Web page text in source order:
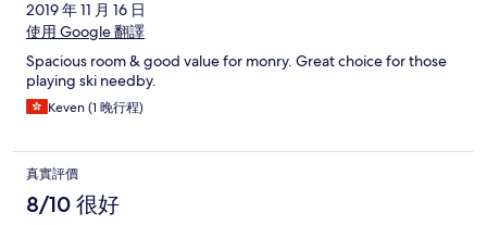
2019 年 11 月 16 日
使用 Google 翻譯
Spacious room & good value for monry. Great choice for those
playing ski needby.
Keven (1 晚行程)
真實評價
8/10 很好